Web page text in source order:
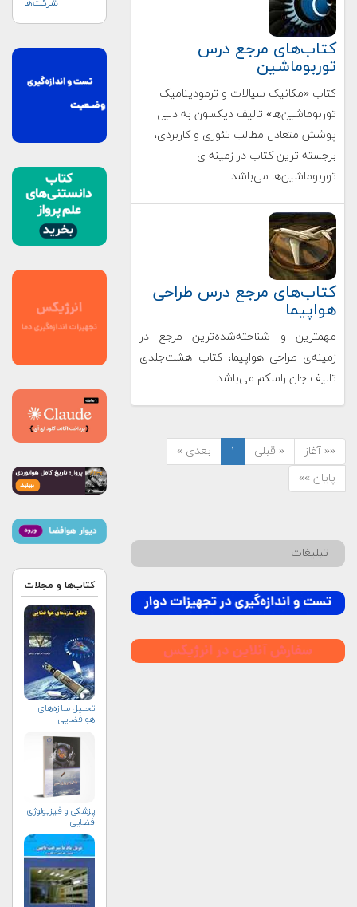
کتاب‌های مرجع درس
توربوماشین
کتاب «مکانیک سیالات و ترمودینامیک
توربوماشین‌ها» تالیف دیکسون به دلیل
پوشش متعادل مطالب تئوری و کاربردی،
برجسته ترین کتاب در زمینه ی
توربوماشین‌ها می‌باشد.
کتاب‌های مرجع درس طراحی
هواپیما
مهمترین و شناخته‌شده‌ترین مرجع در
زمینه‌ی طراحی هواپیما، کتاب هشت‌جلدی
تالیف جان راسکم می‌باشد.
«« آغاز « قبلی ۱
بعدی »
پایان »»
تبلیغات
شرکت‌ها
کتاب‌ها و مجلات
تحلیل سازه‌های
هوافضایی
پزشکی و فیزیولوژی
فضایی